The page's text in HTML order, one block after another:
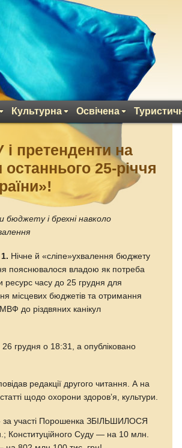
Культурна Освічена
претенденти на
25-річчя
бюджету і брехні навколо
Нічне й «сліпе»ухвалення бюджету
пояснювалося владою як потреба
ресурс часу до 25 грудня для
місцевих бюджетів та отримання
до різдвяних канікул
грудня о 18:31, а опубліковано
редакції другого читання. А на
щодо охорони здоровʼя, культури.
за участі Порошенка ЗБІЛЬШИЛОСЯ
Суду — на 10 млн.